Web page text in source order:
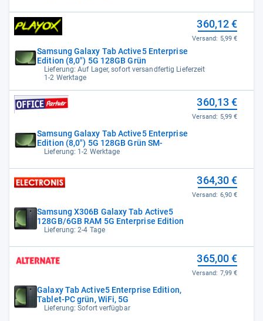
Samsung Galaxy Tab Active5 Enterprise
Edition (8,0") 5G 128GB Grün
Lieferung: Auf Lager, sofort versandfertig Lieferzeit
1-2 Werktage
360,12 €
Versand: 5,99 €
Samsung Galaxy Tab Active5 Enterprise
Edition (8,0") 5G 128GB Grün SM-
Lieferung: 1-2 Werktage
360,13 €
Versand: 5,99 €
Samsung X306B Galaxy Tab Active5
128GB/6GB RAM 5G Enterprise Edition
Lieferung: 2-4 Tage
364,30 €
Versand: 6,90 €
Galaxy Tab Active5 Enterprise Edition,
Tablet-PC grün, WiFi, 5G
Lieferung: Sofort verfügbar
365,00 €
Versand: 7,99 €